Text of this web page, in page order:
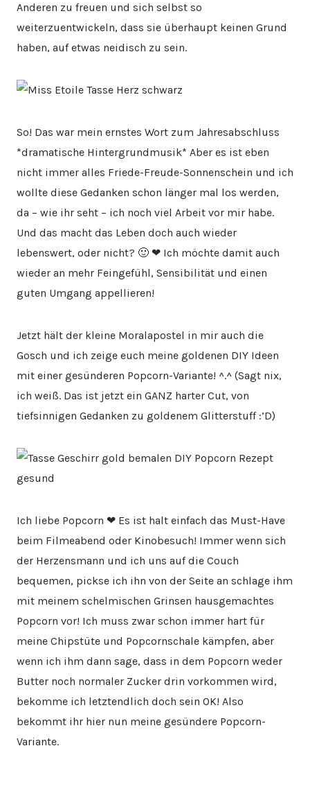
Anderen zu freuen und sich selbst so
weiterzuentwickeln, dass sie überhaupt keinen Grund
haben, auf etwas neidisch zu sein.
So! Das war mein ernstes Wort zum Jahresabschluss
*dramatische Hintergrundmusik* Aber es ist eben
nicht immer alles Friede-Freude-Sonnenschein und ich
wollte diese Gedanken schon länger mal los werden,
da – wie ihr seht – ich noch viel Arbeit vor mir habe.
Und das macht das Leben doch auch wieder
lebenswert, oder nicht? 🙂 ❤ Ich möchte damit auch
wieder an mehr Feingefühl, Sensibilität und einen
guten Umgang appellieren!
Jetzt hält der kleine Moralapostel in mir auch die
Gosch und ich zeige euch meine goldenen DIY Ideen
mit einer gesünderen Popcorn-Variante! ^.^ (Sagt nix,
ich weiß. Das ist jetzt ein GANZ harter Cut, von
tiefsinnigen Gedanken zu goldenem Glitterstuff :’D)
Ich liebe Popcorn ❤ Es ist halt einfach das Must-Have
beim Filmeabend oder Kinobesuch! Immer wenn sich
der Herzensmann und ich uns auf die Couch
bequemen, pickse ich ihn von der Seite an schlage ihm
mit meinem schelmischen Grinsen hausgemachtes
Popcorn vor! Ich muss zwar schon immer hart für
meine Chipstüte und Popcornschale kämpfen, aber
wenn ich ihm dann sage, dass in dem Popcorn weder
Butter noch normaler Zucker drin vorkommen wird,
bekomme ich letztendlich doch sein OK! Also
bekommt ihr hier nun meine gesündere Popcorn-
Variante.